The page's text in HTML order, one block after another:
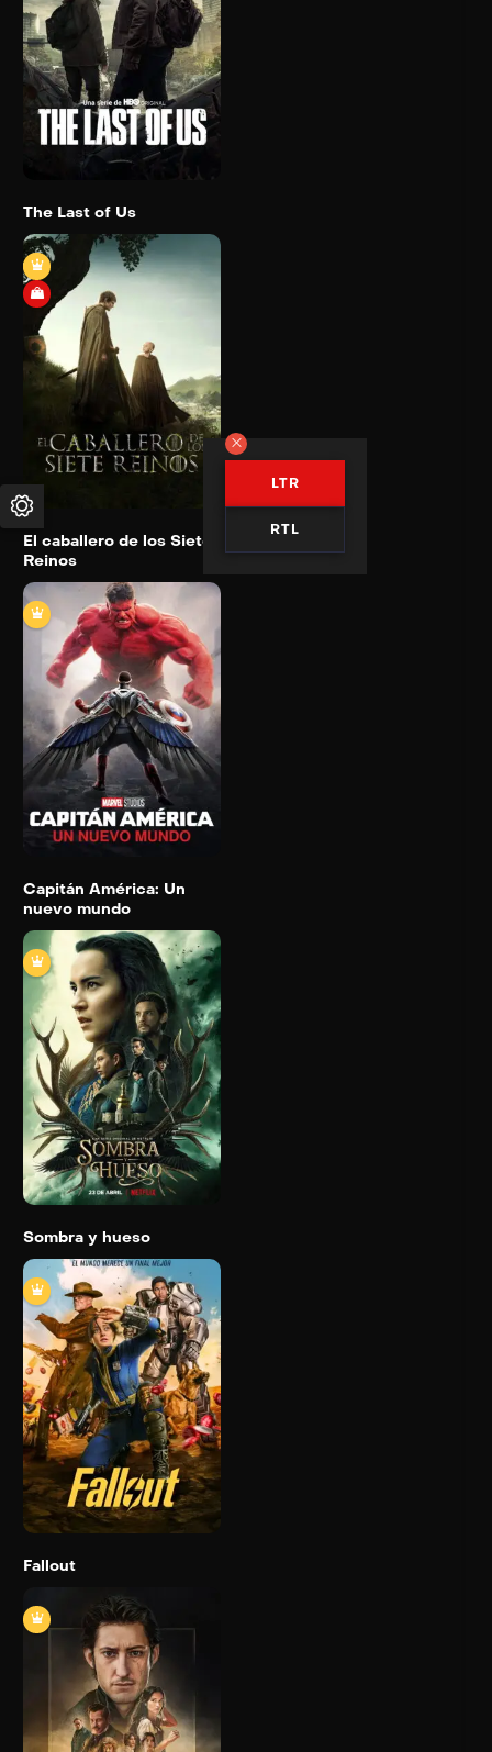
2023
Trailer
Detail
The Last of Us
El caballero de los
Siete Reinos
2026
Trailer
Detail
El caballero de los Siete
Reinos
Capitán América: Un
nuevo mundo
2025 119 min
Trailer
Detail
Capitán América: Un
nuevo mundo
Sombra y hueso
2021
Trailer
Detail
Sombra y hueso
Fallout
2024
Trailer
Detail
Fallout
El Conde de
Montecristo
2024 178 min
LTR
RTL